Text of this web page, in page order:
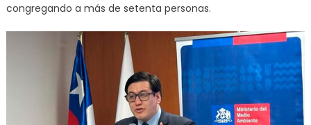
congregando a más de setenta personas.